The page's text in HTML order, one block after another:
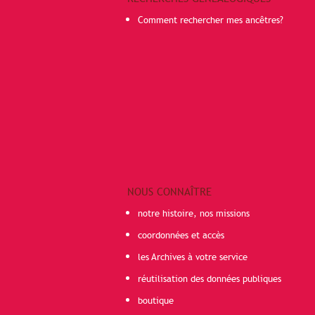
Comment rechercher mes ancêtres?
NOUS CONNAÎTRE
notre histoire, nos missions
coordonnées et accès
les Archives à votre service
réutilisation des données publiques
boutique